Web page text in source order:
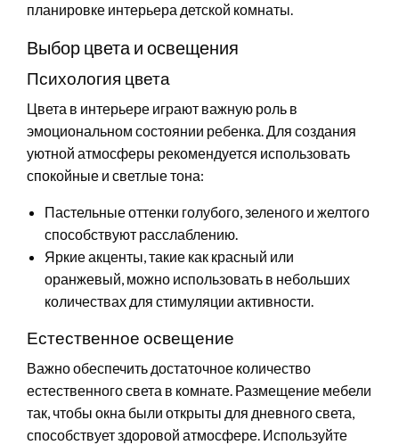
планировке интерьера детской комнаты.
Выбор цвета и освещения
Психология цвета
Цвета в интерьере играют важную роль в
эмоциональном состоянии ребенка. Для создания
уютной атмосферы рекомендуется использовать
спокойные и светлые тона:
Пастельные оттенки голубого, зеленого и желтого
способствуют расслаблению.
Яркие акценты, такие как красный или
оранжевый, можно использовать в небольших
количествах для стимуляции активности.
Естественное освещение
Важно обеспечить достаточное количество
естественного света в комнате. Размещение мебели
так, чтобы окна были открыты для дневного света,
способствует здоровой атмосфере. Используйте